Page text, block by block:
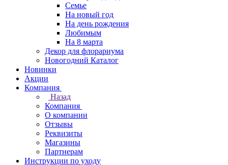
Семье
На новый год
На день рождения
Любимым
На 8 марта
Декор для флорариума
Новогодний Каталог
Новинки
Акции
Компания
Назад
Компания
О компании
Отзывы
Реквизиты
Магазины
Партнерам
Инструкции по уходу